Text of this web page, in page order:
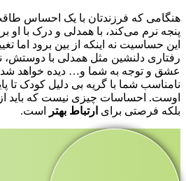
هنگامی که فرزندتان با یک احساس
پنجه نرم می‌کند، با همدلی و درک با او
این حساسیت نه اینکه از بین برود اما
رفتاری دلنشین مثل همدلی با دوستش،
عشق و توجه به شما و… دیده خواهد شد.
نامناسب شما با گریه بی دلیل کودک تا
اوست. احساسات چیزی نیست که باید
بلکه فرصتی برای ارتباط بهتر است.